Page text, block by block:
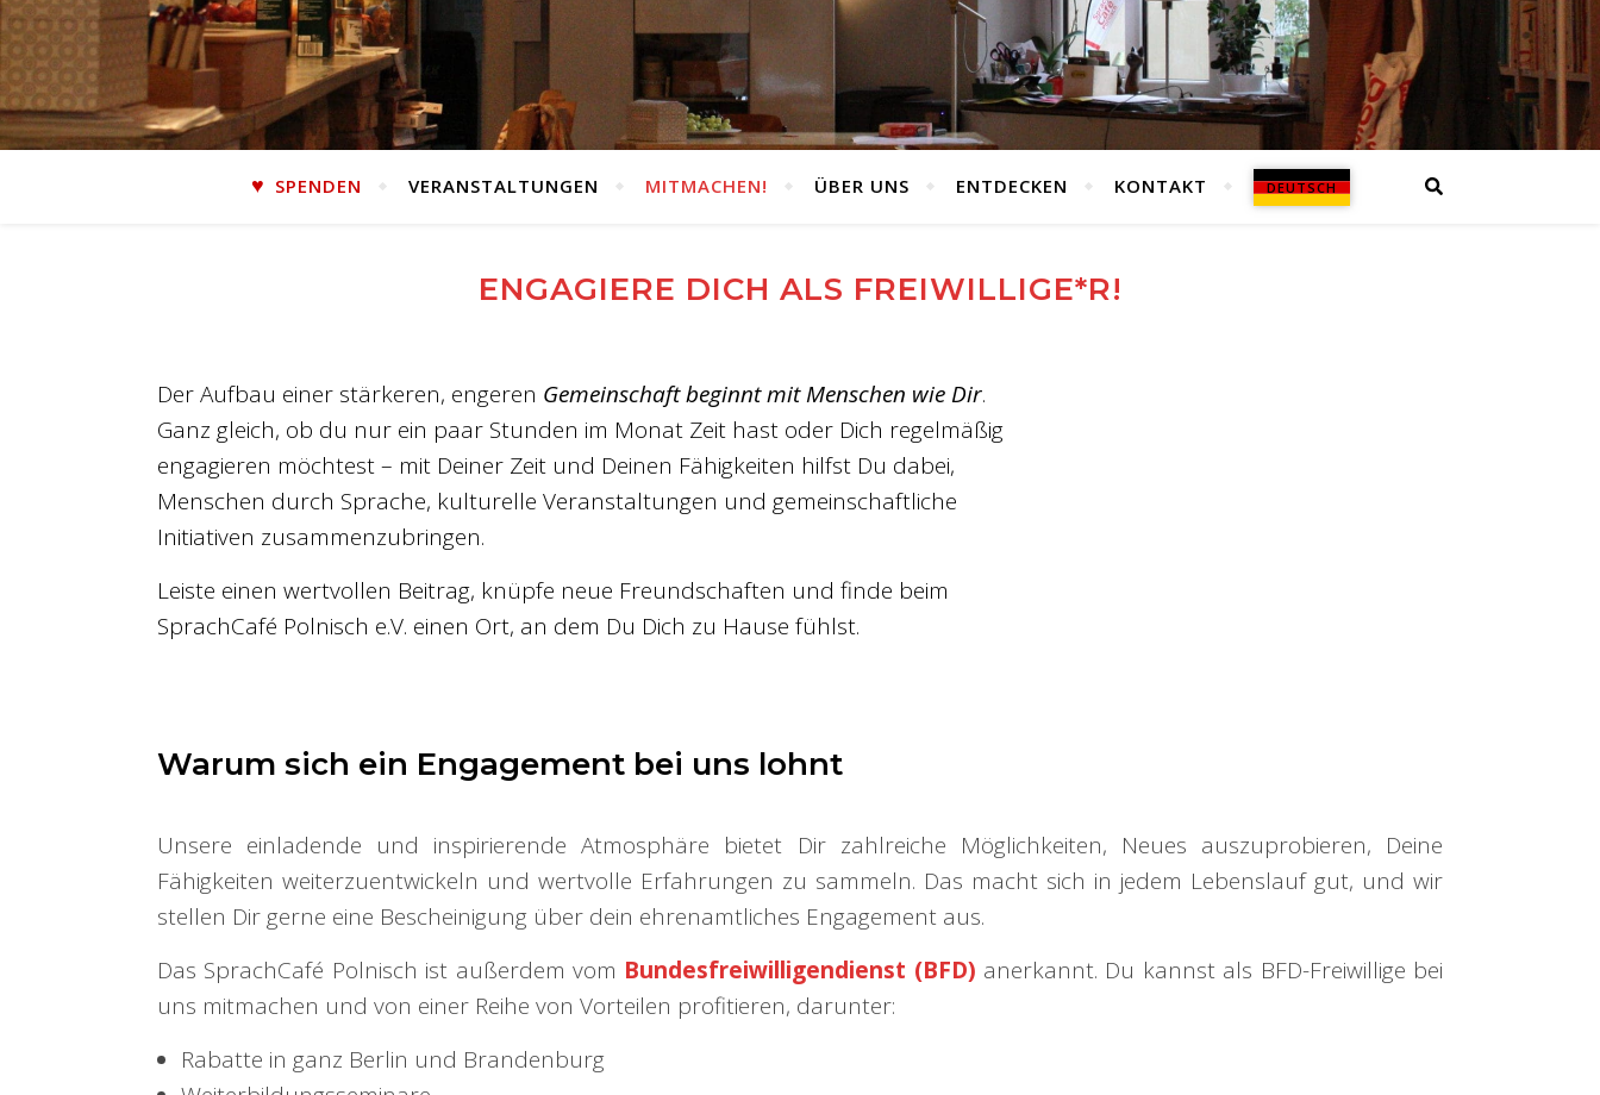
SPENDEN VERANSTALTUNGEN MITMACHEN! ÜBER UNS ENTDECKEN KONTAKT DEUTSCH
ENGAGIERE DICH ALS FREIWILLIGE*R!
Der Aufbau einer stärkeren, engeren Gemeinschaft beginnt mit Menschen wie Dir.
Ganz gleich, ob du nur ein paar Stunden im Monat Zeit hast oder Dich regelmäßig
engagieren möchtest – mit Deiner Zeit und Deinen Fähigkeiten hilfst Du dabei,
Menschen durch Sprache, kulturelle Veranstaltungen und gemeinschaftliche
Initiativen zusammenzubringen.
Leiste einen wertvollen Beitrag, knüpfe neue Freundschaften und finde beim
SprachCafé Polnisch e.V. einen Ort, an dem Du Dich zu Hause fühlst.
Warum sich ein Engagement bei uns lohnt
Unsere einladende und inspirierende Atmosphäre bietet Dir zahlreiche Möglichkeiten, Neues auszuprobieren, Deine
Fähigkeiten weiterzuentwickeln und wertvolle Erfahrungen zu sammeln. Das macht sich in jedem Lebenslauf gut, und wir
stellen Dir gerne eine Bescheinigung über dein ehrenamtliches Engagement aus.
Das SprachCafé Polnisch ist außerdem vom Bundesfreiwilligendienst (BFD) anerkannt. Du kannst als BFD-Freiwillige bei
uns mitmachen und von einer Reihe von Vorteilen profitieren, darunter:
Rabatte in ganz Berlin und Brandenburg